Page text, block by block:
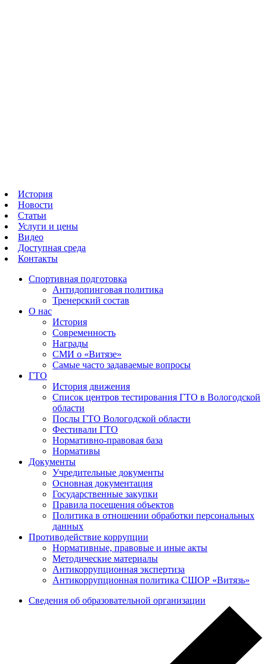
История
Новости
Статьи
Услуги и цены
Видео
Доступная среда
Контакты
Спортивная подготовка
Антидопинговая политика
Тренерский состав
О нас
История
Современность
Награды
СМИ о «Витязе»
Самые часто задаваемые вопросы
ГТО
История движения
Список центров тестирования ГТО в Вологодской
области
Послы ГТО Вологодской области
Фестивали ГТО
Нормативно-правовая база
Нормативы
Документы
Учредительные документы
Основная документация
Государственные закупки
Правила посещения объектов
Политика в отношении обработки персональных
данных
Противодействие коррупции
Нормативные, правовые и иные акты
Методические материалы
Антикоррупционная экспертиза
Антикоррупционная политика СШОР «Витязь»
Сведения об образовательной организации